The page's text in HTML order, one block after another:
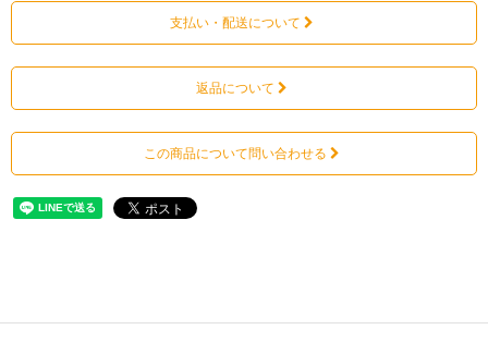
支払い・配送について
返品について
この商品について問い合わせる